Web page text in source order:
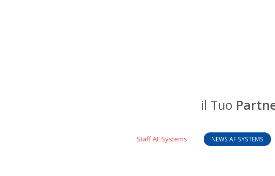
il Tuo
Staff AF Systems NEWS AF SYSTEMS